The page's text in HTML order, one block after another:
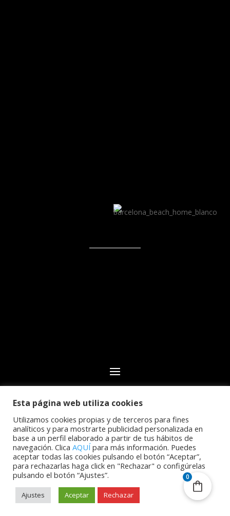
© 2024 Club Deportivo CN Echeyde Acidalio Lorenzo.
Todos los derechos reservados | Desarrollo web por
Cidecán
Esta página web utiliza cookies
Utilizamos cookies propias y de terceros para fines
analíticos y para mostrarte publicidad personalizada en
base a un perfil elaborado a partir de tus hábitos de
navegación. Clica AQUÍ para más información. Puedes
aceptar todas las cookies pulsando el botón “Aceptar”,
para rechazarlas haga click en "Rechazar" o configúrelas
pulsando el botón “Ajustes”.
Ajustes Aceptar Rechazar
0